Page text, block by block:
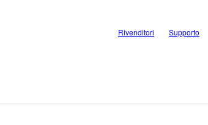
Rivenditori Supporto